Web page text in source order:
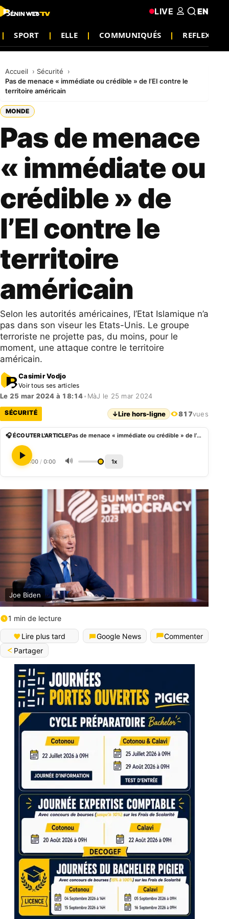
SPORT ELLE COMMUNIQUÉS REFLEXION
LIVE EN
Accueil
Sécurité
Pas de menace « immédiate ou crédible » de l’EI contre le
territoire américain
MONDE
Pas de menace
« immédiate ou
crédible » de
l’EI contre le
territoire
américain
Selon les autorités américaines, l’Etat Islamique n’a
pas dans son viseur les Etats-Unis. Le groupe
terroriste ne projette pas, du moins, pour le
moment, une attaque contre le territoire
américain.
Casimir Vodjo
Voir tous ses articles
Le 25 mar 2024 à 18:14• MàJ le 25 mar 2024
SÉCURITÉ ↓Lire hors-ligne 817vues
🎧 ÉCOUTER L'ARTICLE Pas de menace « immédiate ou crédible » de l’EI contre le territoire américain
0:00 / 0:00 🔊 1x
Joe Biden
1 min de lecture
Lire plus tard Google News
Commenter
Partager